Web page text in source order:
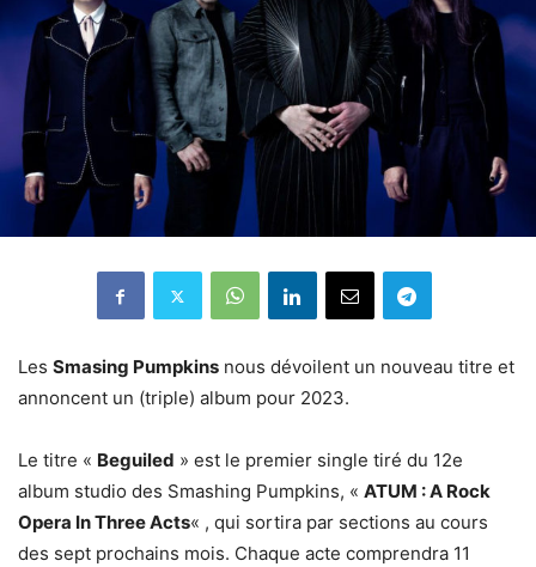
Les Smasing Pumpkins nous dévoilent un nouveau titre et
annoncent un (triple) album pour 2023.
Le titre « Beguiled » est le premier single tiré du 12e
album studio des Smashing Pumpkins, « ATUM : A Rock
Opera In Three Acts« , qui sortira par sections au cours
des sept prochains mois. Chaque acte comprendra 11